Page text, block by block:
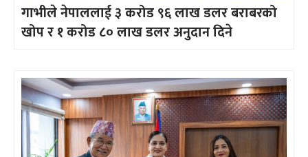
गाभीले नेपाललाई ३ करोड ९६ लाख डलर बराबरको
खोप र १ करोड ८० लाख डलर अनुदान दिने